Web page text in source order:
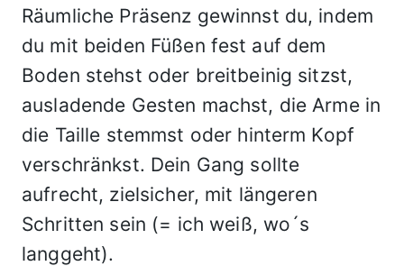
Räumliche Präsenz gewinnst du, indem
du mit beiden Füßen fest auf dem
Boden stehst oder breitbeinig sitzst,
ausladende Gesten machst, die Arme in
die Taille stemmst oder hinterm Kopf
verschränkst. Dein Gang sollte
aufrecht, zielsicher, mit längeren
Schritten sein (= ich weiß, wo´s
langgeht).